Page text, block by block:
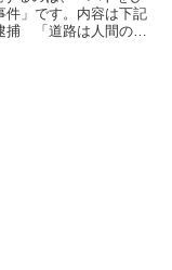
件」です。内容は下記
捕 「道路は人間のも